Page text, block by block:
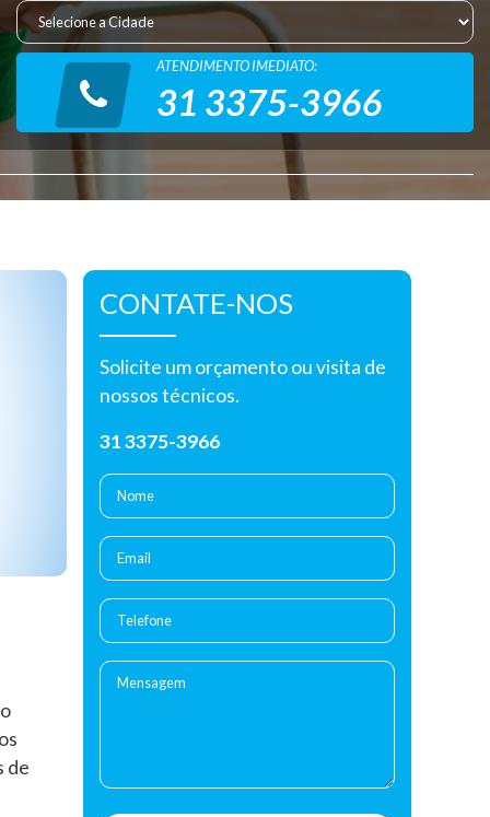
ATENDIMENTO IMEDIATO:
31 3375-3966
de
CONTATE-NOS
Solicite um orçamento ou visita de
nossos técnicos.
31 3375-3966